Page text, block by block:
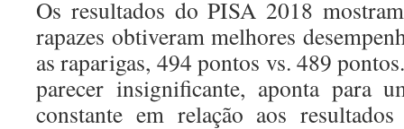
Os resultados do PISA 2018
rapazes obtiveram melhores
as raparigas, 494 pontos vs. 489
parecer insignificante, aponta para
constante em relação aos